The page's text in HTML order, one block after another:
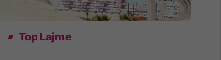
Top Lajme